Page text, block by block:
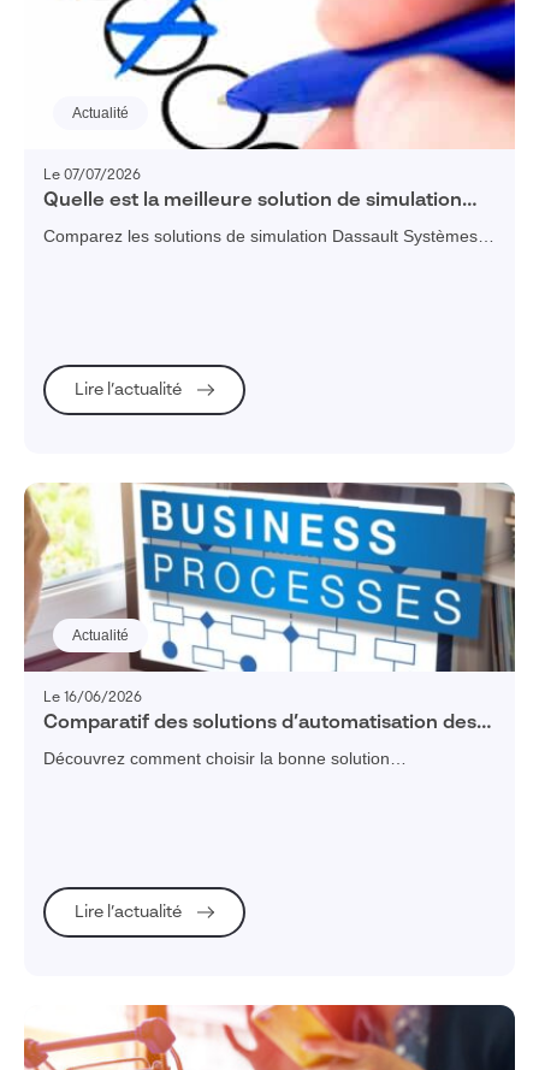
Réinitialiser les filtres
Actualité
Le 07/07/2026
Quelle est la meilleure solution de simulation
pour mon entreprise industrielle ?
Comparez les solutions de simulation Dassault Systèmes :
Lire l’actualité
Actualité
Le 16/06/2026
Comparatif des solutions d’automatisation des
processus
Découvrez comment choisir la bonne solution
Lire l’actualité